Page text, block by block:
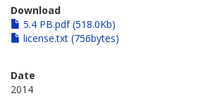
Download
5.4 PB.pdf (518.0Kb)
license.txt (756bytes)
Date
2014